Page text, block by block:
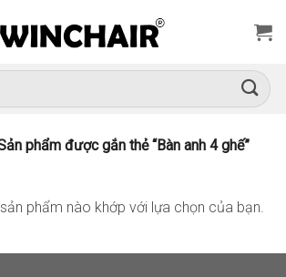
phẩm được gắn thẻ “Bàn anh 4 ghế”
phẩm nào khớp với lựa chọn của bạn.